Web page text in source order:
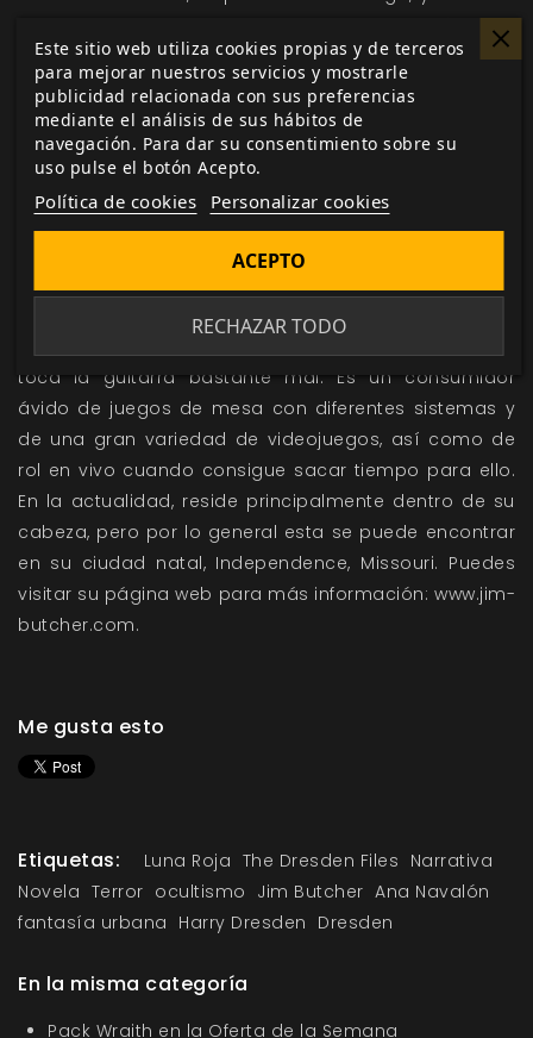
, undécima y
duodécima respectivamente tanto en formato físico
como en formato digital. Si adquieres tu ejemplar en
formato físico recibirás de manera gratuita la edición
digital. Si adquieres la edición digital, se te
descontará lo pagado por ella cuando compres la
edición física a través de nuestra web.
es el autor de las sagas
. Su currículum incluye una larga lista de
toca la guitarra bastante mal. Es un consumidor
ávido de juegos de mesa con diferentes sistemas y
de una gran variedad de videojuegos, así como de
rol en vivo cuando consigue sacar tiempo para ello.
En la actualidad, reside principalmente dentro de su
cabeza, pero por lo general esta se puede encontrar
en su ciudad natal, Independence, Missouri. Puedes
visitar su página web para más información: www.jim-
butcher.com.
Me gusta esto
Etiquetas: Luna Roja The Dresden Files Narrativa
Novela Terror ocultismo Jim Butcher Ana Navalón
fantasía urbana Harry Dresden Dresden
En la misma categoría
Pack Wraith en la Oferta de la Semana
Este sitio web utiliza cookies propias y de terceros
para mejorar nuestros servicios y mostrarle
publicidad relacionada con sus preferencias
mediante el análisis de sus hábitos de
navegación. Para dar su consentimiento sobre su
uso pulse el botón Acepto.
Política de cookies Personalizar cookies
RECHAZAR TODO
ACEPTO